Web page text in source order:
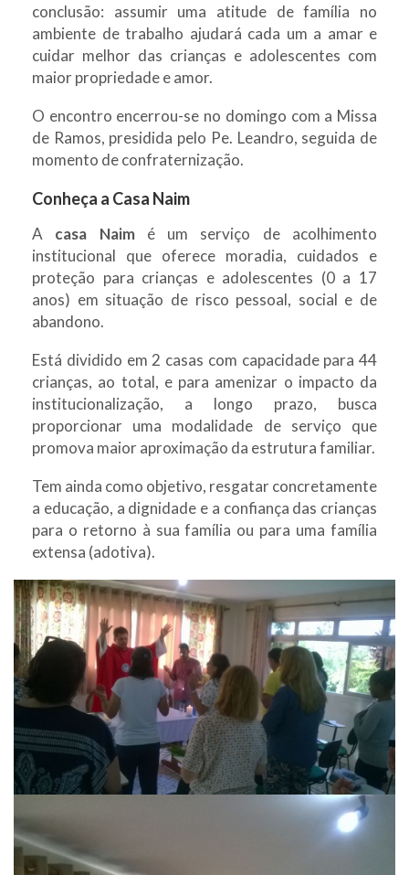
conclusão: assumir uma atitude de família no
ambiente de trabalho ajudará cada um a amar e
cuidar melhor das crianças e adolescentes com
maior propriedade e amor.
O encontro encerrou-se no domingo com a Missa
de Ramos, presidida pelo Pe. Leandro, seguida de
momento de confraternização.
Conheça a Casa Naim
A casa Naimé um serviço de acolhimento
institucional que oferece moradia, cuidados e
proteção para crianças e adolescentes (0 a 17
anos) em situação de risco pessoal, social e de
abandono.
Está dividido em 2 casas com capacidade para 44
crianças, ao total, e para amenizar o impacto da
institucionalização, a longo prazo, busca
proporcionar uma modalidade de serviço que
promova maior aproximação da estrutura familiar.
Tem ainda como objetivo, resgatar concretamente
a educação, a dignidade e a confiança das crianças
para o retorno à sua família ou para uma família
extensa (adotiva).